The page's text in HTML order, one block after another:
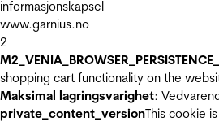
informasjonskapsel
www.garnius.no
2
shopping cart functionality on the
Maksimal lagringsvarighet:
private_content_versionThis cookie